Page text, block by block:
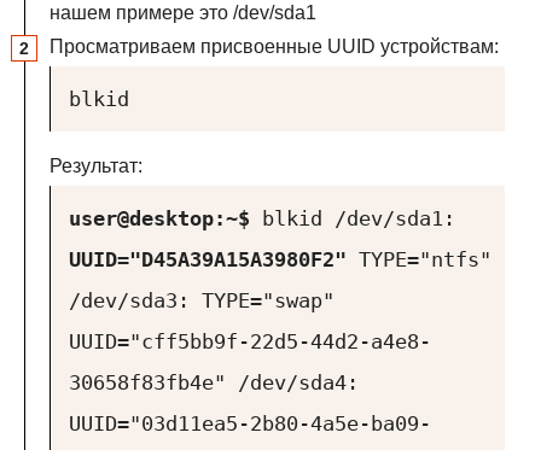
нашем примере это /dev/sda1
Просматриваем присвоенные UUID устройствам:
blkid
Результат:
user@desktop:~$ blkid /dev/sda1:
UUID="D45A39A15A3980F2" TYPE="ntfs"
/dev/sda3: TYPE="swap"
UUID="cff5bb9f-22d5-44d2-a4e8-
30658f83fb4e" /dev/sda4:
UUID="03d11ea5-2b80-4a5e-ba09-